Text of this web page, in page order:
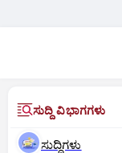
ಸುದ್ದಿ ವಿಭಾಗಗಳು
ಸುದ್ದಿಗಳು